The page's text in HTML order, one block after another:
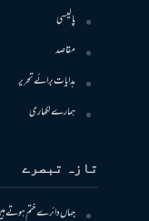
پالیسی
مقاصد
ہدایات برائے تحریر
ہمارے لکھاری
تازہ تبصرے
جہاں دائرے ختم ہوتے